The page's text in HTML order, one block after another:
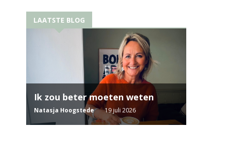
LAATSTE BLOG
Ik zou beter moeten weten
Natasja Hoogstede 19 juli 2026